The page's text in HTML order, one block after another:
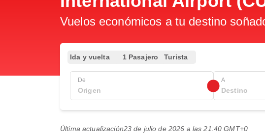
Vuelos económicos a tu destino
Ida y vuelta 1 Pasajero Turista
De A
Última actualización23 de julio de 2026 a las 21:40 GMT+0